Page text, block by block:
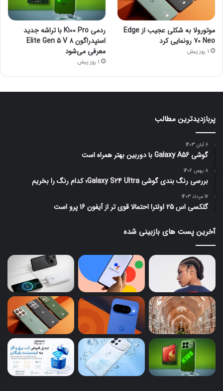
موتورولا به شکلی عجیب از Edge
70 Neo رونمایی کرد
1 روز پیش
ردمی K100 Pro با تراشه جدید
اسنپدراگون 8 Elite Gen 5 V
معرفی می‌شود
1 روز پیش
پربازدیدترین مطالب
6 آبان 1403
گوشی Galaxy A56 با دوربین بهتر همراه است
8 بهمن 1402
بررسی رنگ بندی گوشی Galaxy S24 Ultra؛ کدام رنگ را بخریم
17 مرداد 1403
گلکسی اس 25 اولترا احتمالا قوی تر از آیفون 16 پرو است
آخرین پست های بازبینی شده